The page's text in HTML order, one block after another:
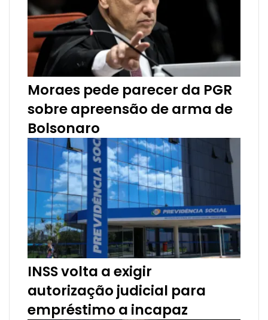
Moraes pede parecer da PGR
sobre apreensão de arma de
Bolsonaro
INSS volta a exigir
autorização judicial para
empréstimo a incapaz